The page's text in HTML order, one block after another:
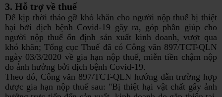
3. Hỗ trợ về thuế
Để kịp thời tháo gỡ khó khăn cho người nộp thuế bị thiệt
hại bởi dịch bệnh Covid-19 gây ra, góp phần giúp cho
người nộp thuế ổn định sản xuất kinh doanh, vượt qua
khó khăn; Tổng cục Thuế đã có Công văn 897/TCT-QLN
ngày 03/3/2020 về gia hạn nộp thuế, miễn tiền chậm nộp
do ảnh hưởng bởi dịch bệnh Covid-19.
Theo đó, Công văn 897/TCT-QLN hướng dẫn trường hợp
được gia hạn nộp thuế sau: "Bị thiệt hại vật chất gây ảnh